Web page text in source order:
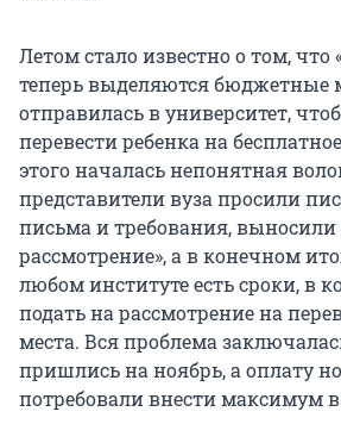
Летом стало известно о том, что
теперь выделяются бюджетные
отправилась в университет,
перевести ребенка на
этого началась непонятная
представители вуза просили
письма и требования, выносили
рассмотрение», а в конечном
любом институте есть сроки, в
подать на рассмотрение на
места. Вся проблема
пришлись на ноябрь, а оплату
потребовали внести максимум в